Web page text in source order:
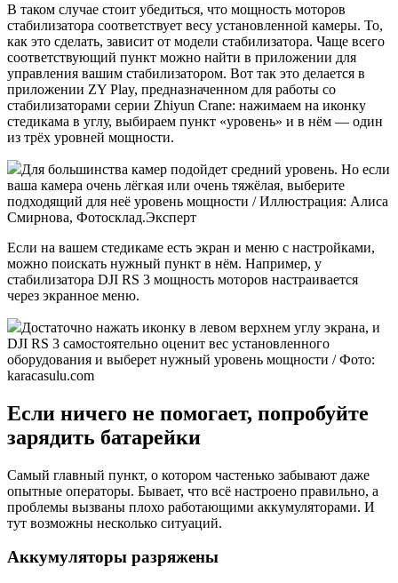
В таком случае стоит убедиться, что мощность моторов
стабилизатора соответствует весу установленной камеры. То,
как это сделать, зависит от модели стабилизатора. Чаще всего
соответствующий пункт можно найти в приложении для
управления вашим стабилизатором. Вот так это делается в
приложении ZY Play, предназначенном для работы со
стабилизаторами серии Zhiyun Crane: нажимаем на иконку
стедикама в углу, выбираем пункт «уровень» и в нём — один
из трёх уровней мощности.
Для большинства камер подойдет средний уровень. Но если
ваша камера очень лёгкая или очень тяжёлая, выберите
подходящий для неё уровень мощности / Иллюстрация: Алиса
Смирнова, Фотосклад.Эксперт
Если на вашем стедикаме есть экран и меню с настройками,
можно поискать нужный пункт в нём. Например, у
стабилизатора DJI RS 3 мощность моторов настраивается
через экранное меню.
Достаточно нажать иконку в левом верхнем углу экрана, и
DJI RS 3 самостоятельно оценит вес установленного
оборудования и выберет нужный уровень мощности / Фото:
karacasulu.com
Если ничего не помогает, попробуйте
зарядить батарейки
Самый главный пункт, о котором частенько забывают даже
опытные операторы. Бывает, что всё настроено правильно, а
проблемы вызваны плохо работающими аккумуляторами. И
тут возможны несколько ситуаций.
Аккумуляторы разряжены